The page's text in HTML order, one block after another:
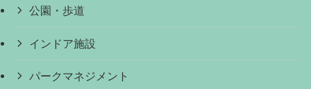
公園・歩道
インドア施設
パークマネジメント